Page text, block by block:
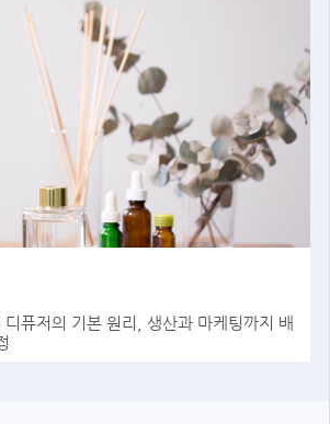
퓨저의 기본 원리, 생산과 마케팅까지 배